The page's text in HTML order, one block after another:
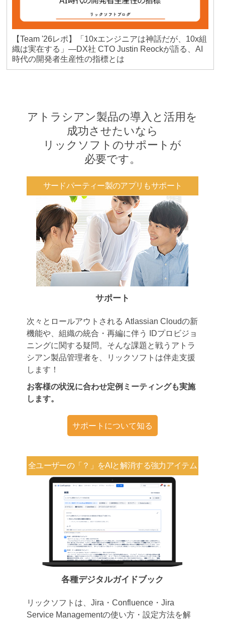
【Team '26レポ】「10xエンジニアは神話だが、10x組
織は実在する」―DX社 CTO Justin Reockが語る、AI
時代の開発者生産性の指標とは
アトラシアン製品の導入と活用を
成功させたいなら
リックソフトのサポートが
必要です。
サードパーティー製のアプリもサポート
サポート
次々とロールアウトされる Atlassian Cloudの新
機能や、組織の統合・再編に伴う IDプロビジョ
ニングに関する疑問。そんな課題と戦うアトラ
シアン製品管理者を、リックソフトは伴走支援
します！
お客様の状況に合わせ定例ミーティングも実施
します。
サポートについて知る
全ユーザーの「？」をAIと解消する強力アイテム
各種デジタルガイドブック
リックソフトは、Jira・Confluence・Jira
Service Managementの使い方・設定方法を解